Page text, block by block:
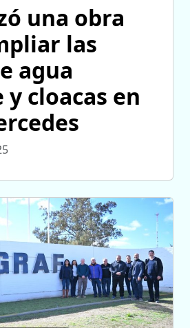
una obra
las
agua
cloacas en